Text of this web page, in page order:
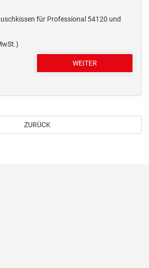
für Professional 54120 und
ZURÜCK